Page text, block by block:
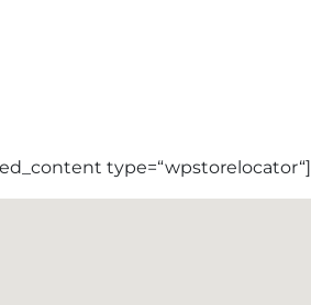
type=“wpstorelocator“]